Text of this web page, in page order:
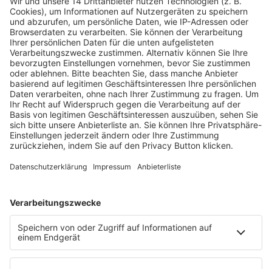
Fachmedien Recht und Wirtschaft
Ein Fachbereich der
dfv Mediengruppe
Mainzer Landstr. 251
60326 Frankfurt am Main
E-Mail:info@ruw.de
Web:https://www.ruw.de
AGB
Datenschutzerklärung
Genderhinweis
Cookie-Einstellungen